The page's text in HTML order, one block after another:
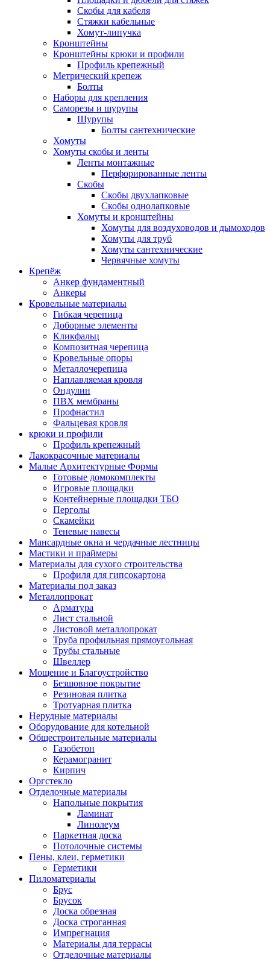
Скобы для кабеля
Стяжки кабельные
Хомут-липучка
Кронштейны
Кронштейны крюки и профили
Профиль крепежный
Метрический крепеж
Болты
Наборы для крепления
Саморезы и шурупы
Шурупы
Болты сантехнические
Хомуты
Хомуты скобы и ленты
Ленты монтажные
Перфорированные ленты
Скобы
Скобы двухлапковые
Скобы однолапковые
Хомуты и кронштейны
Хомуты для воздуховодов и дымоходов
Хомуты для труб
Хомуты сантехнические
Червячные хомуты
Крепёж
Анкер фундаментный
Анкеры
Кровельные материалы
Гибкая черепица
Доборные элементы
Кликфальц
Композитная черепица
Кровельные опоры
Металлочерепица
Наплавляемая кровля
Ондулин
ПВХ мембраны
Профнастил
Фальцевая кровля
крюки и профили
Профиль крепежный
Лакокрасочные материалы
Малые Архитектурные Формы
Готовые домокомплекты
Игровые площадки
Контейнерные площадки ТБО
Перголы
Скамейки
Теневые навесы
Мансардные окна и чердачные лестницы
Мастики и праймеры
Материалы для сухого строительства
Профиля для гипсокартона
Материалы под заказ
Металлопрокат
Арматура
Лист стальной
Листовой металлопрокат
Труба профильная прямоугольная
Трубы стальные
Швеллер
Мощение и Благоустройство
Безшовное покрытие
Резиновая плитка
Тротуарная плитка
Нерудные материалы
Оборудование для котельной
Общестроительные материалы
Газобетон
Керамогранит
Кирпич
Оргстекло
Отделочные материалы
Напольные покрытия
Ламинат
Линолеум
Паркетная доска
Потолочные системы
Пены, клеи, герметики
Герметики
Пиломатериалы
Брус
Брусок
Доска обрезная
Доска строганная
Импрегнация
Материалы для террасы
Отделочные материалы